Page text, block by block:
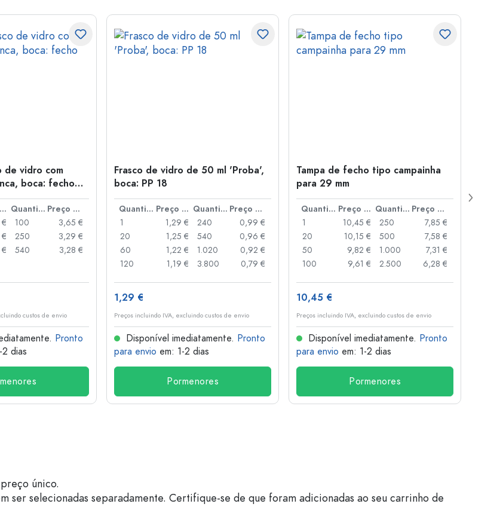
de vidro com
boca: fecho
Preço por peça Quantidade
Preço por peça
100
3,65 €
250
3,29 €
540
3,28 €
custos de envio
Pronto
2 dias
Frasco de vidro de 50 ml 'Proba',
boca: PP 18
Quantidade Preço por peça Quantidade
Preço por peça
1
1,29 €
20
1,25 €
60
1,22 €
120
1,19 €
240
0,99 €
540
0,96 €
1.020
0,92 €
3.800
0,79 €
1,29 €
Preços incluindo IVA, excluindo custos de envio
Disponível imediatamente. Pronto
para envio em: 1-2 dias
Pormenores
Tampa de fecho tipo campainha
para 29 mm
Quantidade Preço por peça Quantidade
Preço por peça
1
10,45 €
20
10,15 €
50
9,82 €
100
9,61 €
250
7,85 €
500
7,58 €
1.000
7,31 €
2.500
6,28 €
10,45 €
Preços incluindo IVA, excluindo custos de envio
Disponível imediatamente. Pronto
para envio em: 1-2 dias
Pormenores
único.
ser selecionadas separadamente. Certifique-se de que foram adicionadas ao seu carrinho de